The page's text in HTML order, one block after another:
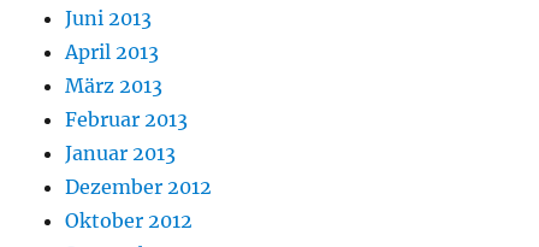
Juni 2013
April 2013
März 2013
Februar 2013
Januar 2013
Dezember 2012
Oktober 2012